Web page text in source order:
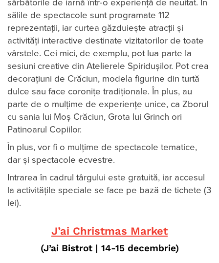
sărbătorile de iarnă într-o experiență de neuitat. În
sălile de spectacole sunt programate 112
reprezentații, iar curtea găzduiește atracții și
activități interactive destinate vizitatorilor de toate
vârstele. Cei mici, de exemplu, pot lua parte la
sesiuni creative din Atelierele Spiridușilor. Pot crea
decorațiuni de Crăciun, modela figurine din turtă
dulce sau face coronițe tradiționale. În plus, au
parte de o mulțime de experiențe unice, ca Zborul
cu sania lui Moș Crăciun, Grota lui Grinch ori
Patinoarul Copiilor.
În plus, vor fi o mulțime de spectacole tematice,
dar și spectacole ecvestre.
Intrarea în cadrul târgului este gratuită, iar accesul
la activitățile speciale se face pe bază de tichete (3
lei).
J’ai Christmas Market
(J’ai Bistrot | 14-15 decembrie)